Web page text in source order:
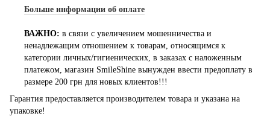
Больше информации об оплате
ВАЖНО: в связи с увеличением мошенничества и
ненадлежащим отношением к товарам, относящимся к
категории личных/гигиенических, в заказах с наложенным
платежом, магазин SmileShine вынужден ввести предоплату в
размере 200 грн для новых клиентов!!!
Гарантия предоставляется производителем товара и указана на
упаковке!